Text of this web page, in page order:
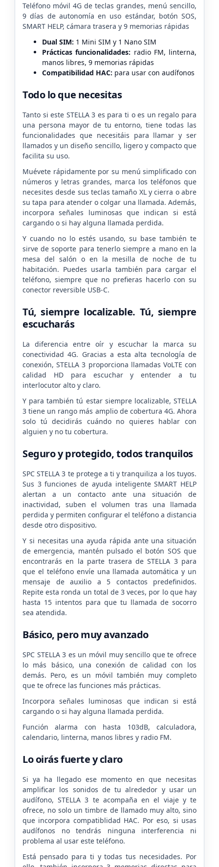
Teléfono móvil 4G de teclas grandes, menú sencillo,
9 días de autonomía en uso estándar, botón SOS,
SMART HELP, cámara trasera y 9 memorias rápidas
Dual SIM: 1 Mini SIM y 1 Nano SIM
Prácticas funcionalidades: radio FM, linterna,
manos libres, 9 memorias rápidas
Compatibilidad HAC: para usar con audífonos
Todo lo que necesitas
Tanto si este STELLA 3 es para ti o es un regalo para
una persona mayor de tu entorno, tiene todas las
funcionalidades que necesitáis para llamar y ser
llamados y un diseño sencillo, ligero y compacto que
facilita su uso.
Muévete rápidamente por su menú simplificado con
números y letras grandes, marca los teléfonos que
necesites desde sus teclas tamaño XL y cierra o abre
su tapa para atender o colgar una llamada. Además,
incorpora señales luminosas que indican si está
cargando o si hay alguna llamada perdida.
Y cuando no lo estés usando, su base también te
sirve de soporte para tenerlo siempre a mano en la
mesa del salón o en la mesilla de noche de tu
habitación. Puedes usarla también para cargar el
teléfono, siempre que no prefieras hacerlo con su
conector reversible USB-C.
Tú, siempre localizable. Tú, siempre
escucharás
La diferencia entre oír y escuchar la marca su
conectividad 4G. Gracias a esta alta tecnología de
conexión, STELLA 3 proporciona llamadas VoLTE con
calidad HD para escuchar y entender a tu
interlocutor alto y claro.
Y para también tú estar siempre localizable, STELLA
3 tiene un rango más amplio de cobertura 4G. Ahora
solo tú decidirás cuándo no quieres hablar con
alguien y no tu cobertura.
Seguro y protegido, todos tranquilos
SPC STELLA 3 te protege a ti y tranquiliza a los tuyos.
Sus 3 funciones de ayuda inteligente SMART HELP
alertan a un contacto ante una situación de
inactividad, suben el volumen tras una llamada
perdida y permiten configurar el teléfono a distancia
desde otro dispositivo.
Y si necesitas una ayuda rápida ante una situación
de emergencia, mantén pulsado el botón SOS que
encontrarás en la parte trasera de STELLA 3 para
que el teléfono envíe una llamada automática y un
mensaje de auxilio a 5 contactos predefinidos.
Repite esta ronda un total de 3 veces, por lo que hay
hasta 15 intentos para que tu llamada de socorro
sea atendida.
Básico, pero muy avanzado
SPC STELLA 3 es un móvil muy sencillo que te ofrece
lo más básico, una conexión de calidad con los
demás. Pero, es un móvil también muy completo
que te ofrece las funciones más prácticas.
Incorpora señales luminosas que indican si está
cargando o si hay alguna llamada perdida.
Función alarma con hasta 103dB, calculadora,
calendario, linterna, manos libres y radio FM.
Lo oirás fuerte y claro
Si ya ha llegado ese momento en que necesitas
amplificar los sonidos de tu alrededor y usar un
audífono, STELLA 3 te acompaña en el viaje y te
ofrece, no solo un timbre de llamado muy alto, sino
que incorpora compatiblidad HAC. Por eso, si usas
audífonos no tendrás ninguna interferencia ni
problema al usar este teléfono.
Está pensado para ti y todas tus necesidades. Por